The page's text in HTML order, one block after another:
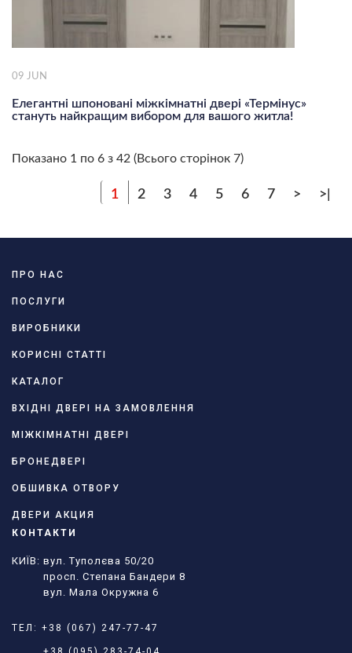
09 JUN
Елегантні шпоновані міжкімнатні двері «Термінус»
стануть найкращим вибором для вашого житла!
Показано 1 по 6 з 42 (Всього сторінок 7)
1 2 3 4 5 6 7 > >|
ПРО НАС
ПОСЛУГИ
ВИРОБНИКИ
КОРИСНІ СТАТТІ
КАТАЛОГ
ВХІДНІ ДВЕРІ НА ЗАМОВЛЕННЯ
МІЖКІМНАТНІ ДВЕРІ
БРОНЕДВЕРІ
ОБШИВКА ОТВОРУ
ДВЕРИ АКЦИЯ
КОНТАКТИ
КИЇВ: вул. Туполєва 50/20
просп. Степана Бандери 8
вул. Мала Окружна 6
ТЕЛ: +38 (067) 247-77-47